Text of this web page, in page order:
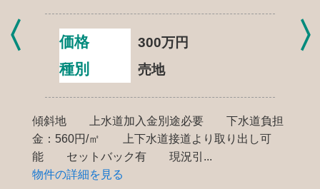
価格 300万円
種別 売地
傾斜地 上水道加入金別途必要 下水道負担
金：560円/㎡ 上下水道接道より取り出し可
能 セットバック有 現況引...
物件の詳細を見る